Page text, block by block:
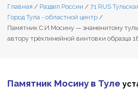
Главная / Раздел России / 71 RUS
Город Тула - областной центр /
Памятник С.И.Мосину — знаменитому
автору трёхлинейной винтовки образца
Памятник Мосину в Туле